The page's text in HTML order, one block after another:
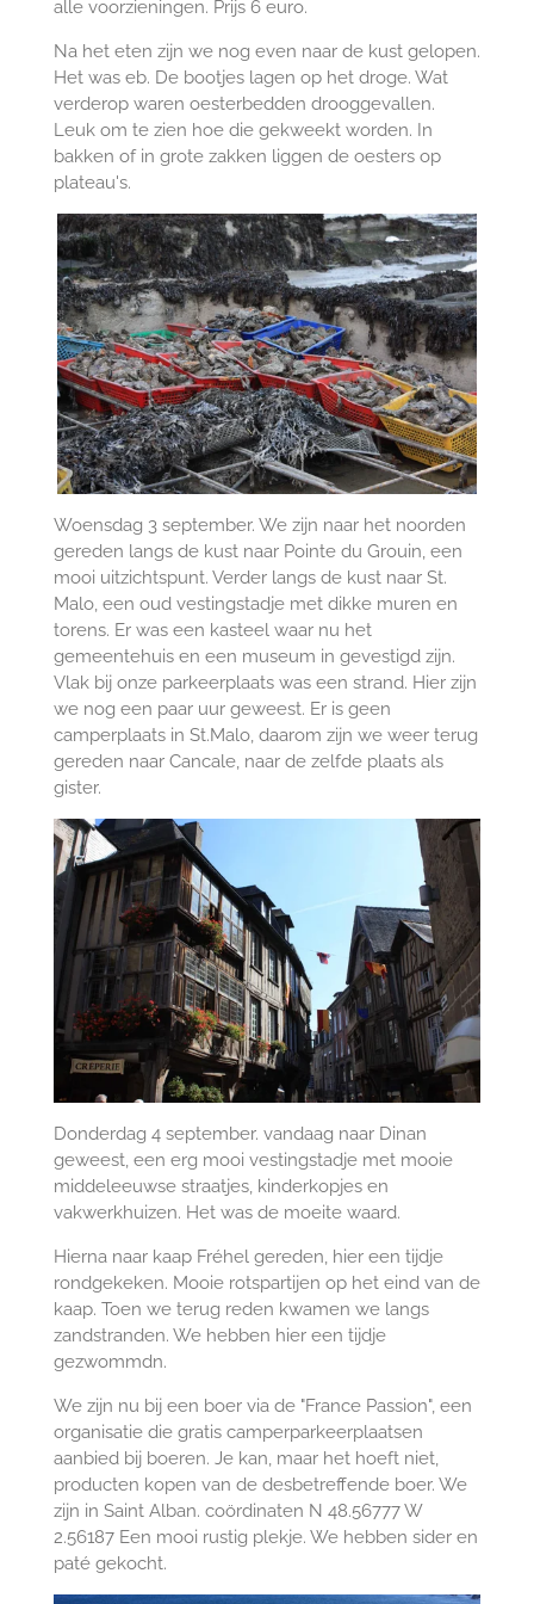
alle voorzieningen. Prijs 6 euro.
Na het eten zijn we nog even naar de kust gelopen.
Het was eb. De bootjes lagen op het droge. Wat
verderop waren oesterbedden drooggevallen.
Leuk om te zien hoe die gekweekt worden. In
bakken of in grote zakken liggen de oesters op
plateau's.
Woensdag 3 september. We zijn naar het noorden
gereden langs de kust naar Pointe du Grouin, een
mooi uitzichtspunt. Verder langs de kust naar St.
Malo, een oud vestingstadje met dikke muren en
torens. Er was een kasteel waar nu het
gemeentehuis en een museum in gevestigd zijn.
Vlak bij onze parkeerplaats was een strand. Hier zijn
we nog een paar uur geweest. Er is geen
camperplaats in St.Malo, daarom zijn we weer terug
gereden naar Cancale, naar de zelfde plaats als
gister.
Donderdag 4 september. vandaag naar Dinan
geweest, een erg mooi vestingstadje met mooie
middeleeuwse straatjes, kinderkopjes en
vakwerkhuizen. Het was de moeite waard.
Hierna naar kaap Fréhel gereden, hier een tijdje
rondgekeken. Mooie rotspartijen op het eind van de
kaap. Toen we terug reden kwamen we langs
zandstranden. We hebben hier een tijdje
gezwommdn.
We zijn nu bij een boer via de "France Passion", een
organisatie die gratis camperparkeerplaatsen
aanbied bij boeren. Je kan, maar het hoeft niet,
producten kopen van de desbetreffende boer. We
zijn in Saint Alban. coördinaten N 48.56777 W
2.56187 Een mooi rustig plekje. We hebben sider en
paté gekocht.